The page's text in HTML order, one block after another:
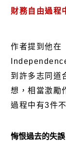
財務自由過程
作者提到他在
到許多志同道
想，相當激勵
過程中有3件
悔恨過去的失誤